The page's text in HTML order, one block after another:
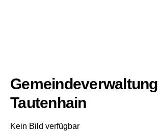
Gemeindeverwaltung
Tautenhain
Kein Bild verfügbar